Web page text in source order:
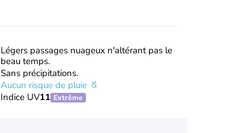
Légers passages nuageux n'altérant pas le
beau temps.
Sans précipitations.
Aucun risque de pluie
Indice UV11 Extrême